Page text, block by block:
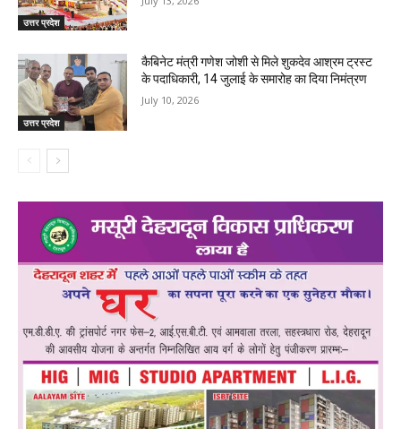
उत्तर प्रदेश
उत्तर प्रदेश
कैबिनेट मंत्री गणेश जोशी से मिले शुकदेव आश्रम ट्रस्ट
के पदाधिकारी, 14 जुलाई के समारोह का दिया निमंत्रण
July 10, 2026